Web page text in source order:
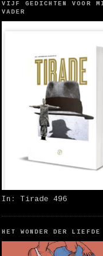
VIJF GEDICHTEN VOOR
VADER
In: Tirade 496
HET WONDER DER LIEFDE